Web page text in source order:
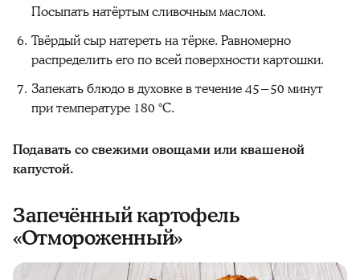
Посыпать натёртым сливочным маслом.
Твёрдый сыр натереть на тёрке. Равномерно
распределить его по всей поверхности картошки.
Запекать блюдо в духовке в течение 45−50 минут
при температуре 180 °C.
Подавать со свежими овощами или квашеной
капустой.
Запечённый картофель
«Отмороженный»